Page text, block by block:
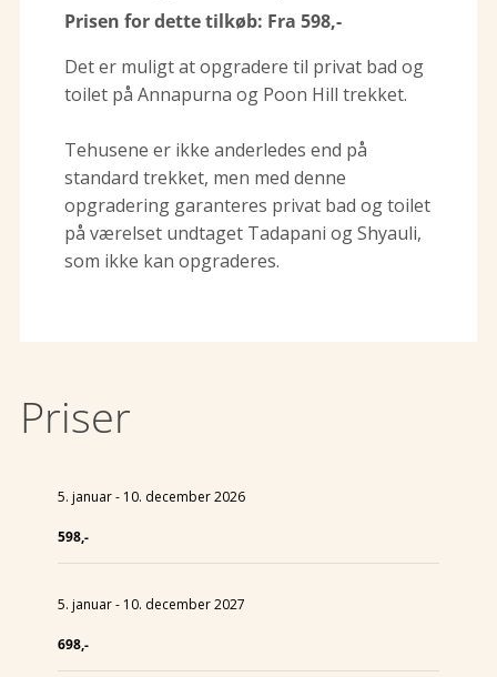
Prisen for dette tilkøb: Fra 598,-
Det er muligt at opgradere til privat bad og
toilet på Annapurna og Poon Hill trekket.
Tehusene er ikke anderledes end på
standard trekket, men med denne
opgradering garanteres privat bad og toilet
på værelset undtaget Tadapani og Shyauli,
som ikke kan opgraderes.
Priser
5. januar - 10. december 2026
598,-
5. januar - 10. december 2027
698,-